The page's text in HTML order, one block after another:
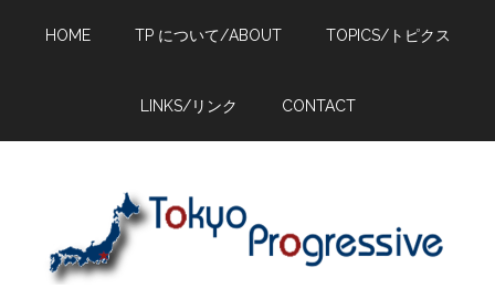
HOME TP について/ABOUT TOPICS/トピクス
LINKS/リンク CONTACT